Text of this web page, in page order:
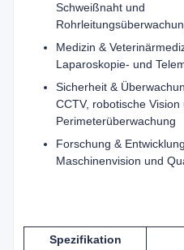
Spezifikation
Schweißnaht und
Medizin &
Laparoskopie- und
Sicherheit &
CCTV, robotische Vision
Perimeterüberwachung
Forschung &
Maschinenvision und